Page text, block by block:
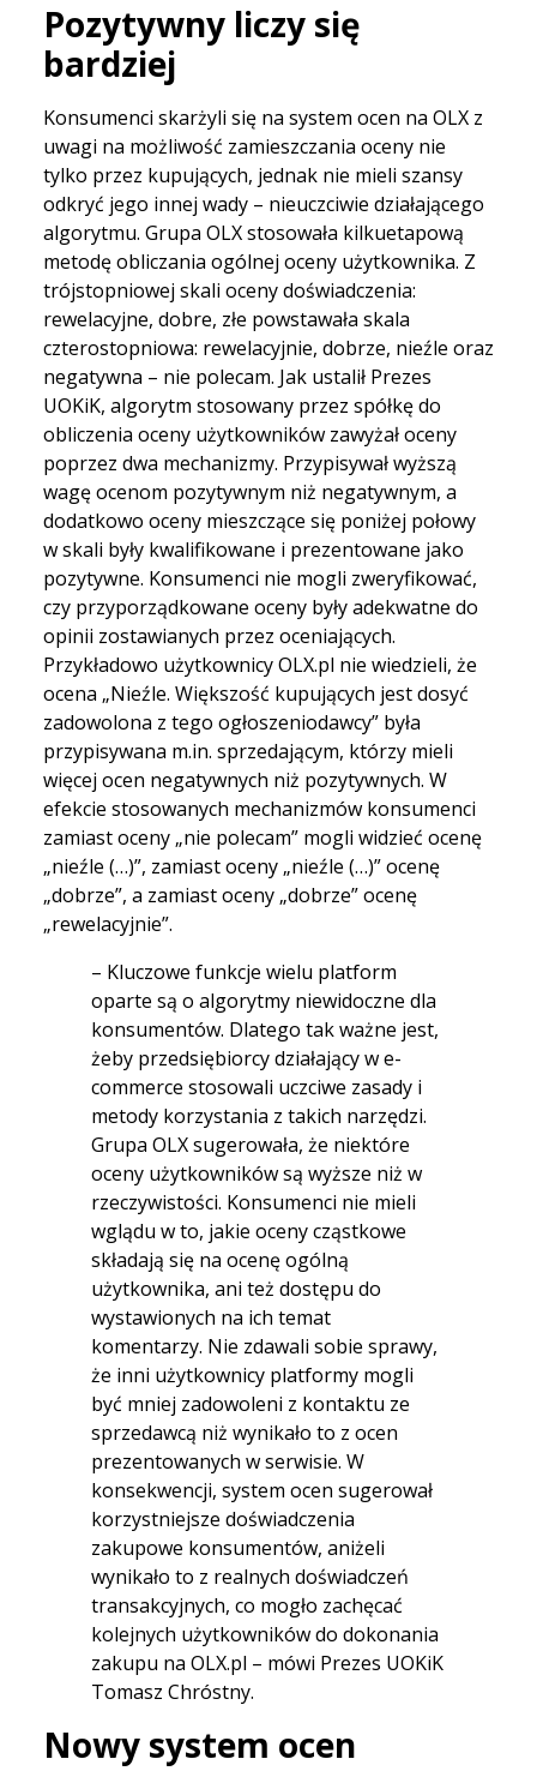
Pozytywny liczy się
bardziej
Konsumenci skarżyli się na system ocen na OLX z
uwagi na możliwość zamieszczania oceny nie
tylko przez kupujących, jednak nie mieli szansy
odkryć jego innej wady – nieuczciwie działającego
algorytmu. Grupa OLX stosowała kilkuetapową
metodę obliczania ogólnej oceny użytkownika. Z
trójstopniowej skali oceny doświadczenia:
rewelacyjne, dobre, złe powstawała skala
czterostopniowa: rewelacyjnie, dobrze, nieźle oraz
negatywna – nie polecam. Jak ustalił Prezes
UOKiK, algorytm stosowany przez spółkę do
obliczenia oceny użytkowników zawyżał oceny
poprzez dwa mechanizmy. Przypisywał wyższą
wagę ocenom pozytywnym niż negatywnym, a
dodatkowo oceny mieszczące się poniżej połowy
w skali były kwalifikowane i prezentowane jako
pozytywne. Konsumenci nie mogli zweryfikować,
czy przyporządkowane oceny były adekwatne do
opinii zostawianych przez oceniających.
Przykładowo użytkownicy OLX.pl nie wiedzieli, że
ocena „Nieźle. Większość kupujących jest dosyć
zadowolona z tego ogłoszeniodawcy” była
przypisywana m.in. sprzedającym, którzy mieli
więcej ocen negatywnych niż pozytywnych. W
efekcie stosowanych mechanizmów konsumenci
zamiast oceny „nie polecam” mogli widzieć ocenę
„nieźle (…)”, zamiast oceny „nieźle (…)” ocenę
„dobrze”, a zamiast oceny „dobrze” ocenę
„rewelacyjnie”.
– Kluczowe funkcje wielu platform
oparte są o algorytmy niewidoczne dla
konsumentów. Dlatego tak ważne jest,
żeby przedsiębiorcy działający w e-
commerce stosowali uczciwe zasady i
metody korzystania z takich narzędzi.
Grupa OLX sugerowała, że niektóre
oceny użytkowników są wyższe niż w
rzeczywistości. Konsumenci nie mieli
wglądu w to, jakie oceny cząstkowe
składają się na ocenę ogólną
użytkownika, ani też dostępu do
wystawionych na ich temat
komentarzy. Nie zdawali sobie sprawy,
że inni użytkownicy platformy mogli
być mniej zadowoleni z kontaktu ze
sprzedawcą niż wynikało to z ocen
prezentowanych w serwisie. W
konsekwencji, system ocen sugerował
korzystniejsze doświadczenia
zakupowe konsumentów, aniżeli
wynikało to z realnych doświadczeń
transakcyjnych, co mogło zachęcać
kolejnych użytkowników do dokonania
zakupu na OLX.pl – mówi Prezes UOKiK
Tomasz Chróstny.
Nowy system ocen